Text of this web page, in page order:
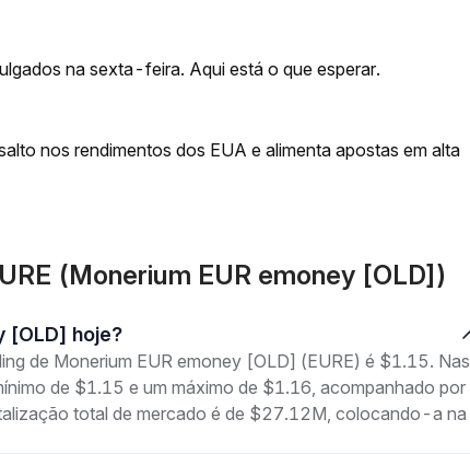
na sexta-feira. Aqui está o que esperar.
nos rendimentos dos EUA e alimenta apostas em alta
(Monerium EUR emoney [OLD])
[OLD] hoje?
de Monerium EUR emoney [OLD] (EURE) é $1.15. Nas
de $1.15 e um máximo de $1.16, acompanhado por
total de mercado é de $27.12M, colocando-a na